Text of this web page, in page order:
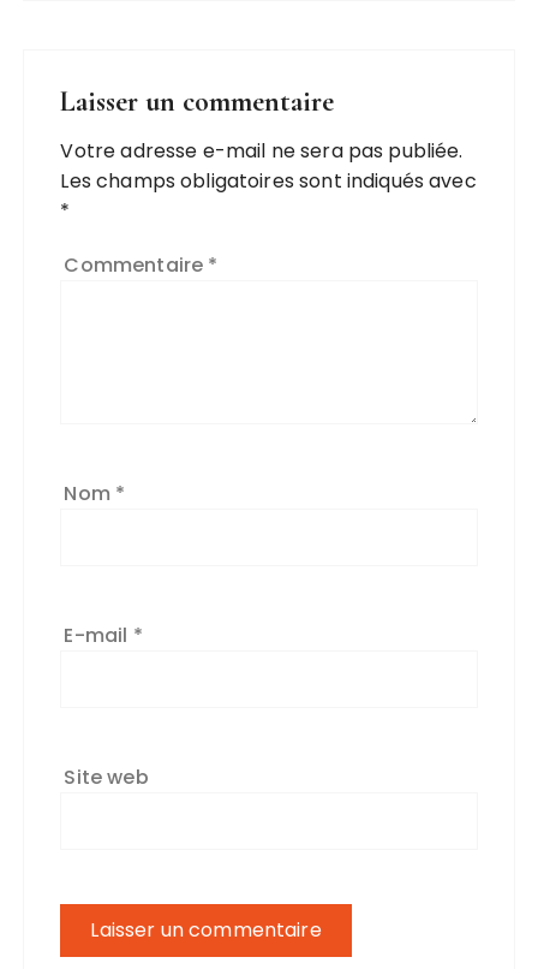
Laisser un commentaire
Votre adresse e-mail ne sera pas publiée.
Les champs obligatoires sont indiqués avec
*
Commentaire *
Nom *
E-mail *
Site web